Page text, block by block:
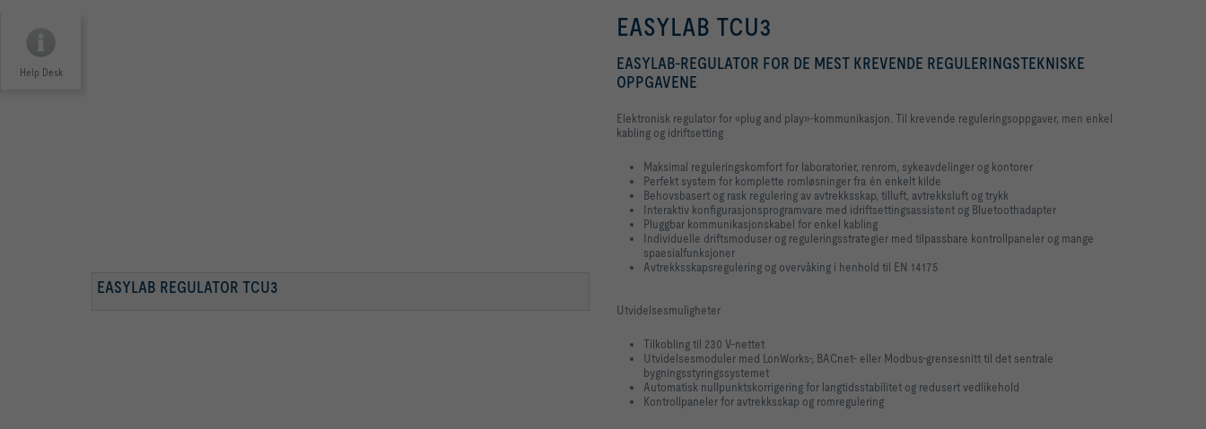
Help Desk
EASYLAB REGULATOR TCU3
FOR LABORATORIER
EASYLAB TCU3
EASYLAB-REGULATOR FOR DE MEST KREVENDE REGULERINGSTEKNISKE
OPPGAVENE
Elektronisk regulator for «plug and play»-kommunikasjon. Til krevende reguleringsoppgaver, men enkel
kabling og idriftsetting
Maksimal reguleringskomfort for laboratorier, renrom, sykeavdelinger og kontorer
Perfekt system for komplette romløsninger fra én enkelt kilde
Behovsbasert og rask regulering av avtrekksskap, tilluft, avtrekksluft og trykk
Interaktiv konfigurasjonsprogramvare med idriftsettingsassistent og Bluetoothadapter
Pluggbar kommunikasjonskabel for enkel kabling
Individuelle driftsmoduser og reguleringsstrategier med tilpassbare kontrollpaneler og mange
spaesialfunksjoner
Avtrekksskapsregulering og overvåking i henhold til EN 14175
Utvidelsesmuligheter
Tilkobling til 230 V-nettet
Utvidelsesmoduler med LonWorks-, BACnet- eller Modbus-grensesnitt til det sentrale
bygningsstyringssystemet
Automatisk nullpunktskorrigering for langtidsstabilitet og redusert vedlikehold
Kontrollpaneler for avtrekksskap og romregulering